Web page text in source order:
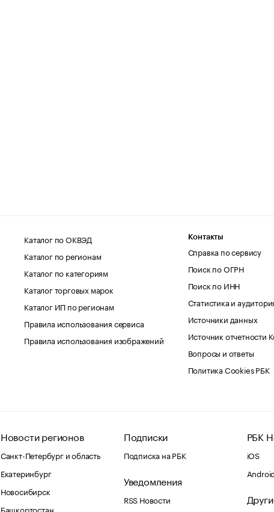
Каталог по ОКВЭД
Каталог по регионам
Каталог по категориям
Каталог торговых марок
Каталог ИП по регионам
Правила использования сервиса
Правила использования изображений
Контакты
Справка по сервису
Поиск по ОГРН
Поиск по ИНН
Статистика и
Источники данных
Источник отчетности
Вопросы и ответы
Политика Cookies РБК
Новости регионов
Санкт-Петербург и область
Екатеринбург
Новосибирск
Башкортостан
Подписки
Подписка на РБК
Уведомления
RSS Новости
РБК
iOS